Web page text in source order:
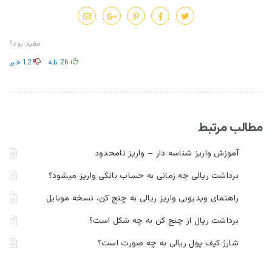
مفید بود؟
26 بله 12 خیر
مطالب مرتبط
آموزش واریز شناسه دار – واریز نامحدود
برداشت ریالی چه زمانی به حساب بانکی واریز میشود؟
راهنمای ویدیویی واریز ریالی به چنج کن، نسخه موبایل
برداشت ریال از چنج کن به چه شکل است؟
شارژ کیف پول ریالی به چه صورت است؟